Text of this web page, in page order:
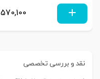
570,100
نقد و بررسی تخصصی